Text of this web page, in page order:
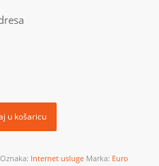
u košaricu
Oznaka: Internet usluge Marka: Euro